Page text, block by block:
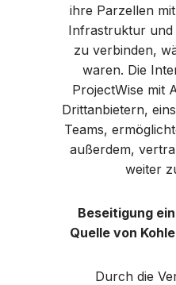
ihre Parzellen
Infrastruktur und
zu verbinden,
waren. Die
ProjectWise mit
Drittanbietern,
Teams,
außerdem,
weiter
Beseitigung
Quelle von
Durch die